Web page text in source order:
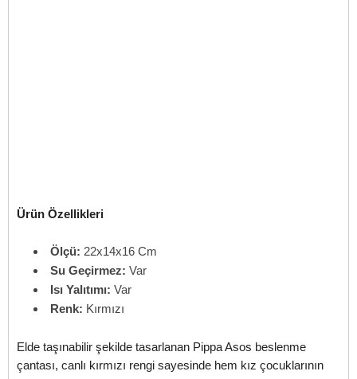
Ürün Özellikleri
Ölçü: 22x14x16 Cm
Su Geçirmez: Var
Isı Yalıtımı: Var
Renk: Kırmızı
Elde taşınabilir şekilde tasarlanan Pippa Asos beslenme
çantası, canlı kırmızı rengi sayesinde hem kız çocuklarının